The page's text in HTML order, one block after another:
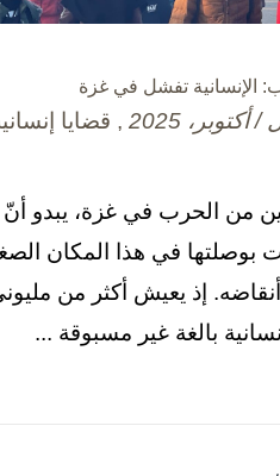
الإنسانية تفشل في غزة
, قضايا
من الحرب في غزة، يبدو أنّ
بوصلتها في هذا المكان
إذ يعيش أكثر من
بالغة غير مسبوقة ...